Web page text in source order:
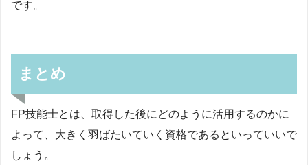
です。
まとめ
FP技能士とは、取得した後にどのように活用するのかに
よって、大きく羽ばたいていく資格であるといっていいで
しょう。